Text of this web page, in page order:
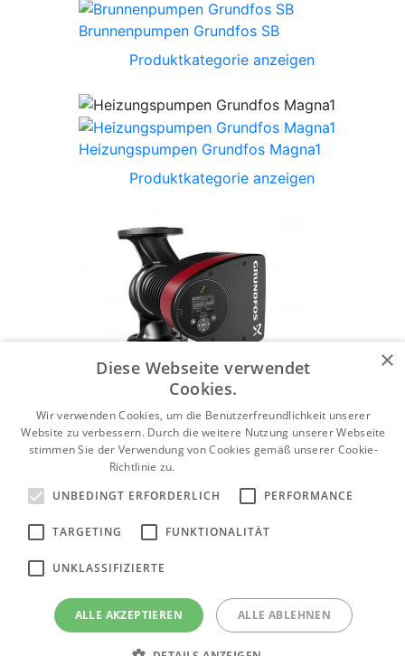
Brunnenpumpen Grundfos SB
Produktkategorie anzeigen
Heizungspumpen Grundfos Magna1
Produktkategorie anzeigen
Heizungspumpen Grundfos Magna3
×
Diese Webseite verwendet
Cookies.
Wir verwenden Cookies, um die Benutzerfreundlichkeit unserer
Website zu verbessern. Durch die weitere Nutzung unserer Webseite
stimmen Sie der Verwendung von Cookies gemäß unserer Cookie-
Richtlinie zu.
UNBEDINGT ERFORDERLICH
PERFORMANCE
TARGETING FUNKTIONALITÄT
UNKLASSIFIZIERTE
ALLE AKZEPTIEREN ALLE ABLEHNEN